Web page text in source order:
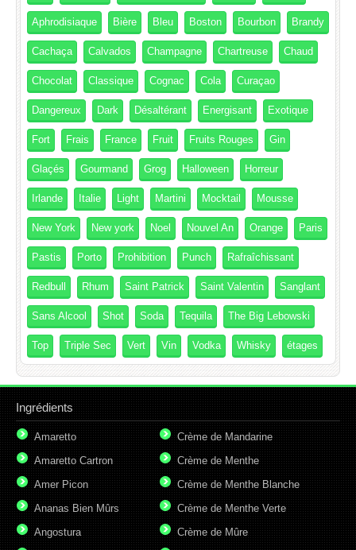
Aphrodisiaque Bière Bleu Boston Bourbon Brandy
Cachaça Calvados Champagne Chartreuse Chaud
Chocolat Classique Cognac Cola Curaçao
Dangereux Dark Désaltérant Energisant Exotique
Fort Frais France Fruit Fruits Rouges Gin
Glaçés Gourmand Grog Halloween Horreur
Irlande Italie Light Martini Mocktail Mousse
New York New york Noel Nouvel An Orange Paris
Pastis Porto Prohibition Punch Rafraîchissant
Redbull Rhum Saint Patrick Saint Valentin Sanglant
Sans Alcool Shot Soda Tequila The Big Lebowski
Top Triple Sec Vert Vin Vodka Whisky étages
Ingrédients
Amaretto
Amaretto Cartron
Amer Picon
Ananas Bien Mûrs
Angostura
Crème de Mandarine
Crème de Menthe
Crème de Menthe Blanche
Crème de Menthe Verte
Crème de Mûre